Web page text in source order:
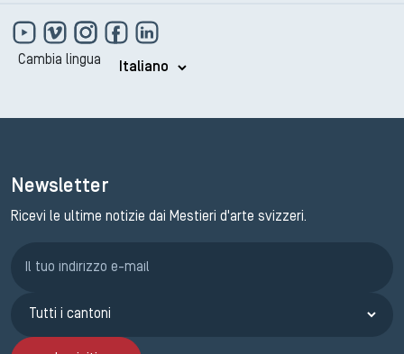
Cambia lingua
Newsletter
Ricevi le ultime notizie dai Mestieri d'arte svizzeri.